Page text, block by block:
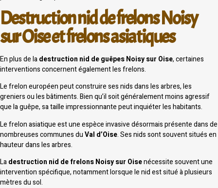
Destruction nid de frelons Noisy
sur Oise et frelons asiatiques
En plus de ladestruction nid de guêpes Noisy sur Oise, certaines
interventions concernent également les frelons.
Le frelon européen peut construire ses nids dans les arbres, les
greniers ou les bâtiments. Bien qu’il soit généralement moins agressif
que la guêpe, sa taille impressionnante peut inquiéter les habitants.
Le frelon asiatique est une espèce invasive désormais présente dans de
nombreuses communes duVal d’Oise. Ses nids sont souvent situés en
hauteur dans les arbres.
Ladestruction nid de frelons Noisy sur Oisenécessite souvent une
intervention spécifique, notamment lorsque le nid est situé à plusieurs
mètres du sol.